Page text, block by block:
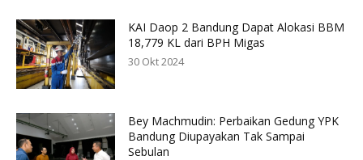
KAI Daop 2 Bandung Dapat Alokasi BBM
18,779 KL dari BPH Migas
30 Okt 2024
Bey Machmudin: Perbaikan Gedung YPK
Bandung Diupayakan Tak Sampai
Sebulan